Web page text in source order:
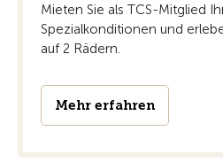
Mieten Sie als TCS-Mitglied
Spezialkonditionen und
auf 2 Rädern.
Mehr erfahren